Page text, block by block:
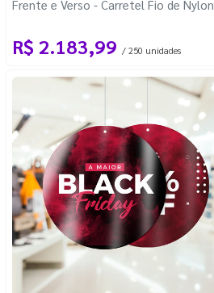
Frente e Verso - Carretel Fio de Nylon
R$ 2.183,99 / 250 unidades